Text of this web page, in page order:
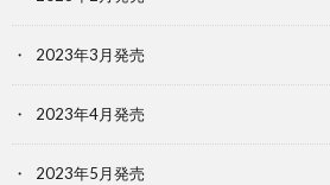
2023年3月発売
2023年4月発売
2023年5月発売